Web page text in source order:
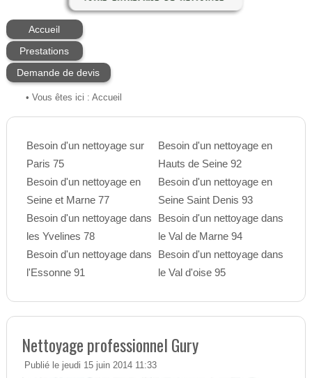
Accueil
Prestations
Demande de devis
• Vous êtes ici : Accueil
Besoin d'un nettoyage sur
Paris 75
Besoin d'un nettoyage en
Seine et Marne 77
Besoin d'un nettoyage dans
les Yvelines 78
Besoin d'un nettoyage dans
l'Essonne 91
Besoin d'un nettoyage en
Hauts de Seine 92
Besoin d'un nettoyage en
Seine Saint Denis 93
Besoin d'un nettoyage dans
le Val de Marne 94
Besoin d'un nettoyage dans
le Val d'oise 95
Nettoyage professionnel Gury
Publié le jeudi 15 juin 2014 11:33